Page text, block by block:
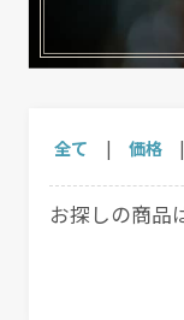
全て | 価格 |
お探しの商品